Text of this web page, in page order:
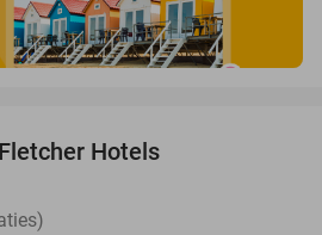
Hotels